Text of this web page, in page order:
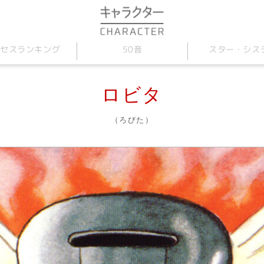
ス ランキング 50音 スター ・ シス
ロビタ
（ろびた）